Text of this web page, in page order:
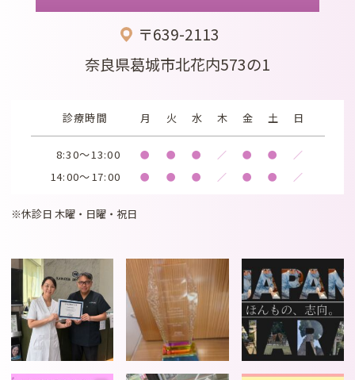
〒639-2113
奈良県葛城市北花内573の1
診療時間 月 火 水 木 金 土 日
8:30～13:00 ● ● ● ／ ● ● ／
14:00～17:00 ● ● ● ／ ● ● ／
※休診日 木曜・日曜・祝日